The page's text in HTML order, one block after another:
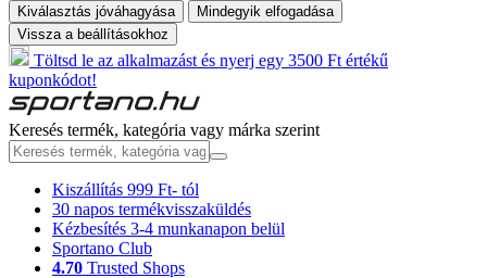
Kiválasztás jóváhagyása
Mindegyik elfogadása
Vissza a beállításokhoz
Töltsd le az alkalmazást és nyerj egy 3500 Ft értékű
kuponkódot!
Keresés termék, kategória vagy márka szerint
Kiszállítás 999 Ft- tól
30 napos termékvisszaküldés
Kézbesítés 3-4 munkanapon belül
Sportano Club
4.70 Trusted Shops